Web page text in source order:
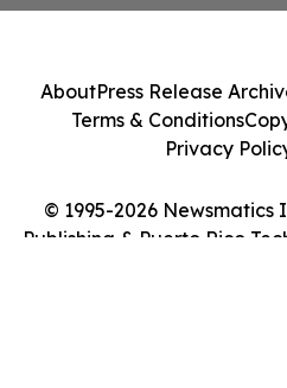
© 1995-2026 Newsmatics
Publishing & Puerto Rico
AboutPress Release
Terms & Conditions
Privacy